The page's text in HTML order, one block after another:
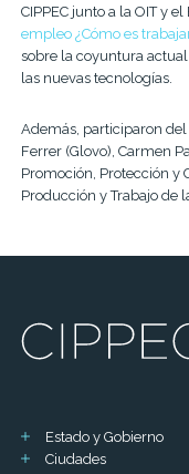
CIPPEC junto a la OIT y el
empleo ¿Cómo es
sobre la coyuntura
las nuevas tecnologías.
Además, participaron
Ferrer (Glovo), Carmen
Promoción, Protección y
Producción y Trabajo de
Estado y Gobierno
Ciudades